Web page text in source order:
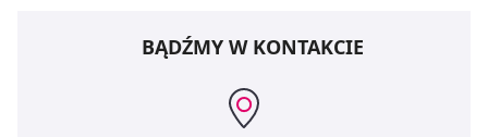
BĄDŹMY W KONTAKCIE